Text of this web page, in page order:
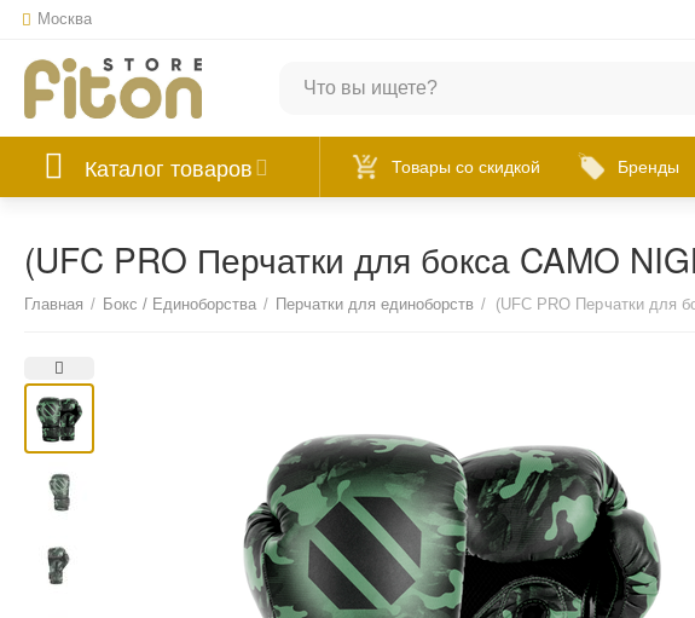
Москва
Каталог товаров Товары со скидкой Бренды
(UFC PRO Перчатки для бокса CAMO
Главная / Бокс / Единоборства / Перчатки для единоборств /